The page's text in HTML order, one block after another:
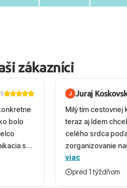
zákazníci
bolo
s
Juraj
Milý tím cestovnej
teraz aj Idem
celého srdca
zorganizovanie
dovolenky v
prežili nádherný
viac
pred 1 týždňom